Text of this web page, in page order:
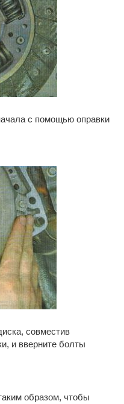
с помощью оправки
совместив
и вверните болты
образом, чтобы